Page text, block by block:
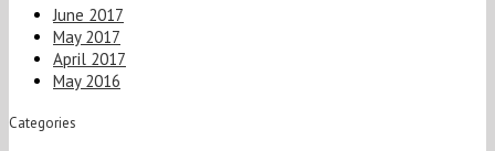
June 2017
May 2017
April 2017
May 2016
Categories